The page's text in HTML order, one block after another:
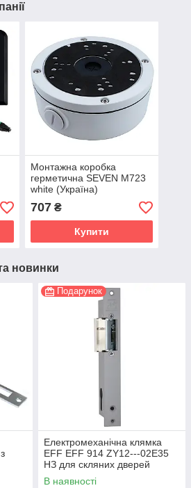
Монтажна коробка
герметична SEVEN M723
white (Україна)
707₴
Купити
новинки
Подарунок
Електромеханічна клямка
EFF EFF 914 ZY12---02E35
НЗ для скляних дверей
В наявності